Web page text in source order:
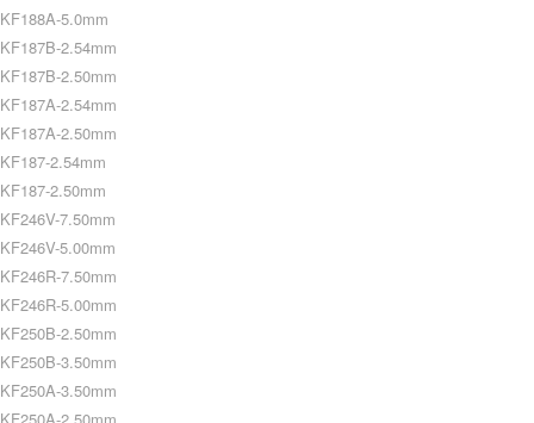
KF188A-5.0mm
KF187B-2.54mm
KF187B-2.50mm
KF187A-2.54mm
KF187A-2.50mm
KF187-2.54mm
KF187-2.50mm
KF246V-7.50mm
KF246V-5.00mm
KF246R-7.50mm
KF246R-5.00mm
KF250B-2.50mm
KF250B-3.50mm
KF250A-3.50mm